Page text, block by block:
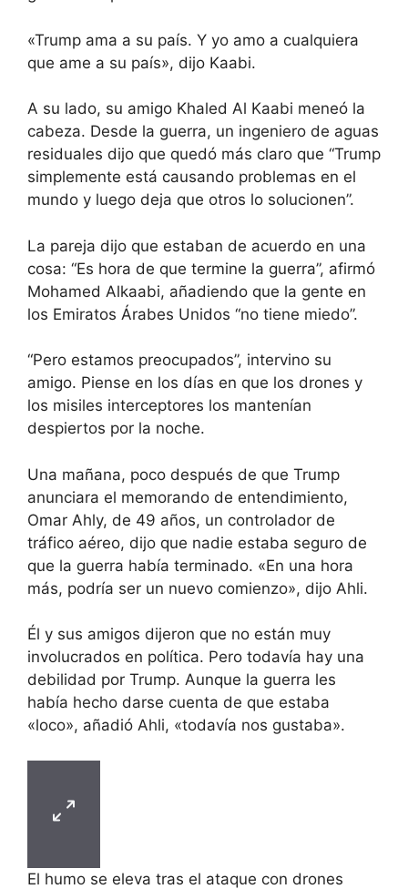
«Trump ama a su país. Y yo amo a cualquiera
que ame a su país», dijo Kaabi.
A su lado, su amigo Khaled Al Kaabi meneó la
cabeza. Desde la guerra, un ingeniero de aguas
residuales dijo que quedó más claro que “Trump
simplemente está causando problemas en el
mundo y luego deja que otros lo solucionen”.
La pareja dijo que estaban de acuerdo en una
cosa: “Es hora de que termine la guerra”, afirmó
Mohamed Alkaabi, añadiendo que la gente en
los Emiratos Árabes Unidos “no tiene miedo”.
“Pero estamos preocupados”, intervino su
amigo. Piense en los días en que los drones y
los misiles interceptores los mantenían
despiertos por la noche.
Una mañana, poco después de que Trump
anunciara el memorando de entendimiento,
Omar Ahly, de 49 años, un controlador de
tráfico aéreo, dijo que nadie estaba seguro de
que la guerra había terminado. «En una hora
más, podría ser un nuevo comienzo», dijo Ahli.
Él y sus amigos dijeron que no están muy
involucrados en política. Pero todavía hay una
debilidad por Trump. Aunque la guerra les
había hecho darse cuenta de que estaba
«loco», añadió Ahli, «todavía nos gustaba».
El humo se eleva tras el ataque con drones